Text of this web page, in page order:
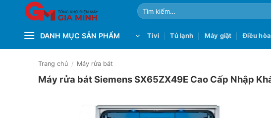
Tìm
kiếm:
DANH MỤC SẢN PHẨM Tivi Tủ lạnh Máy giặt Điều hòa
Trang chủ / Máy rửa bát
Máy rửa bát Siemens SX65ZX49E Cao Cấp Nhập